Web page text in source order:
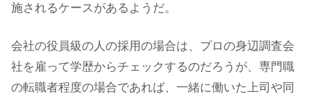
施されるケースがあるようだ。
会社の役員級の人の採用の場合は、プロの身辺調査会
社を雇って学歴からチェックするのだろうが、専門職
の転職者程度の場合であれば、一緒に働いた上司や同